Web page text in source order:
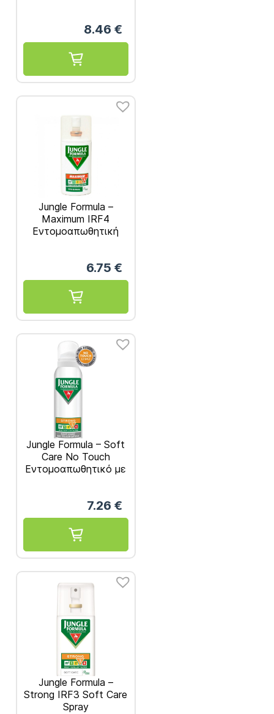
8.46 €
Jungle Formula –
Maximum IRF4
Εντομοαπωθητική
6.75 €
Jungle Formula – Soft
Care No Touch
Εντομοαπωθητικό με
7.26 €
Jungle Formula –
Strong IRF3 Soft Care
Spray